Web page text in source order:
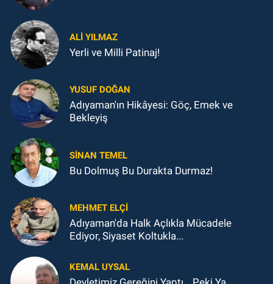
ALI YILMAZ
Yerli ve Milli Patinaj!
YUSUF DOĞAN
Adıyaman'ın Hikâyesi: Göç, Emek ve
Bekleyiş
SINAN TEMEL
Bu Dolmuş Bu Durakta Durmaz!
MEHMET ELÇI
Adıyaman'da Halk Açlıkla Mücadele
Ediyor, Siyaset Koltukla...
KEMAL UYSAL